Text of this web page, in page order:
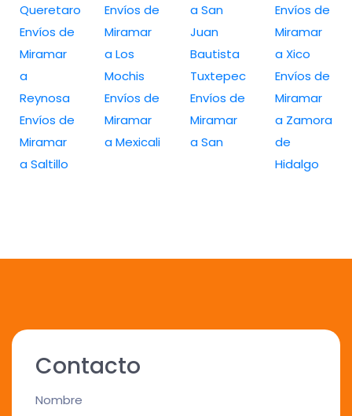
Queretaro
Envíos de
Miramar
a
Reynosa
Envíos de
Miramar
a Saltillo
Envíos de
Miramar
a Los
Mochis
Envíos de
Miramar
a Mexicali
a San
Juan
Bautista
Tuxtepec
Envíos de
Miramar
a San
Envíos de
Miramar
a Xico
Envíos de
Miramar
a Zamora
de
Hidalgo
Contacto
Nombre